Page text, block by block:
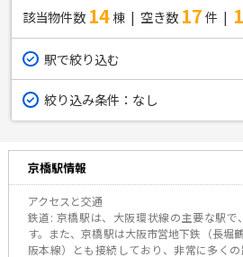
該当物件数 14棟 空き数 17件
駅で絞り込む
絞り込み条件： なし
京橋駅情報
アクセスと交通
鉄道: 京橋駅は、大阪環状線の主要な駅で
す。また、京橋駅は大阪市営地下鉄（長堀
阪本線）とも接続しており、非常に多く